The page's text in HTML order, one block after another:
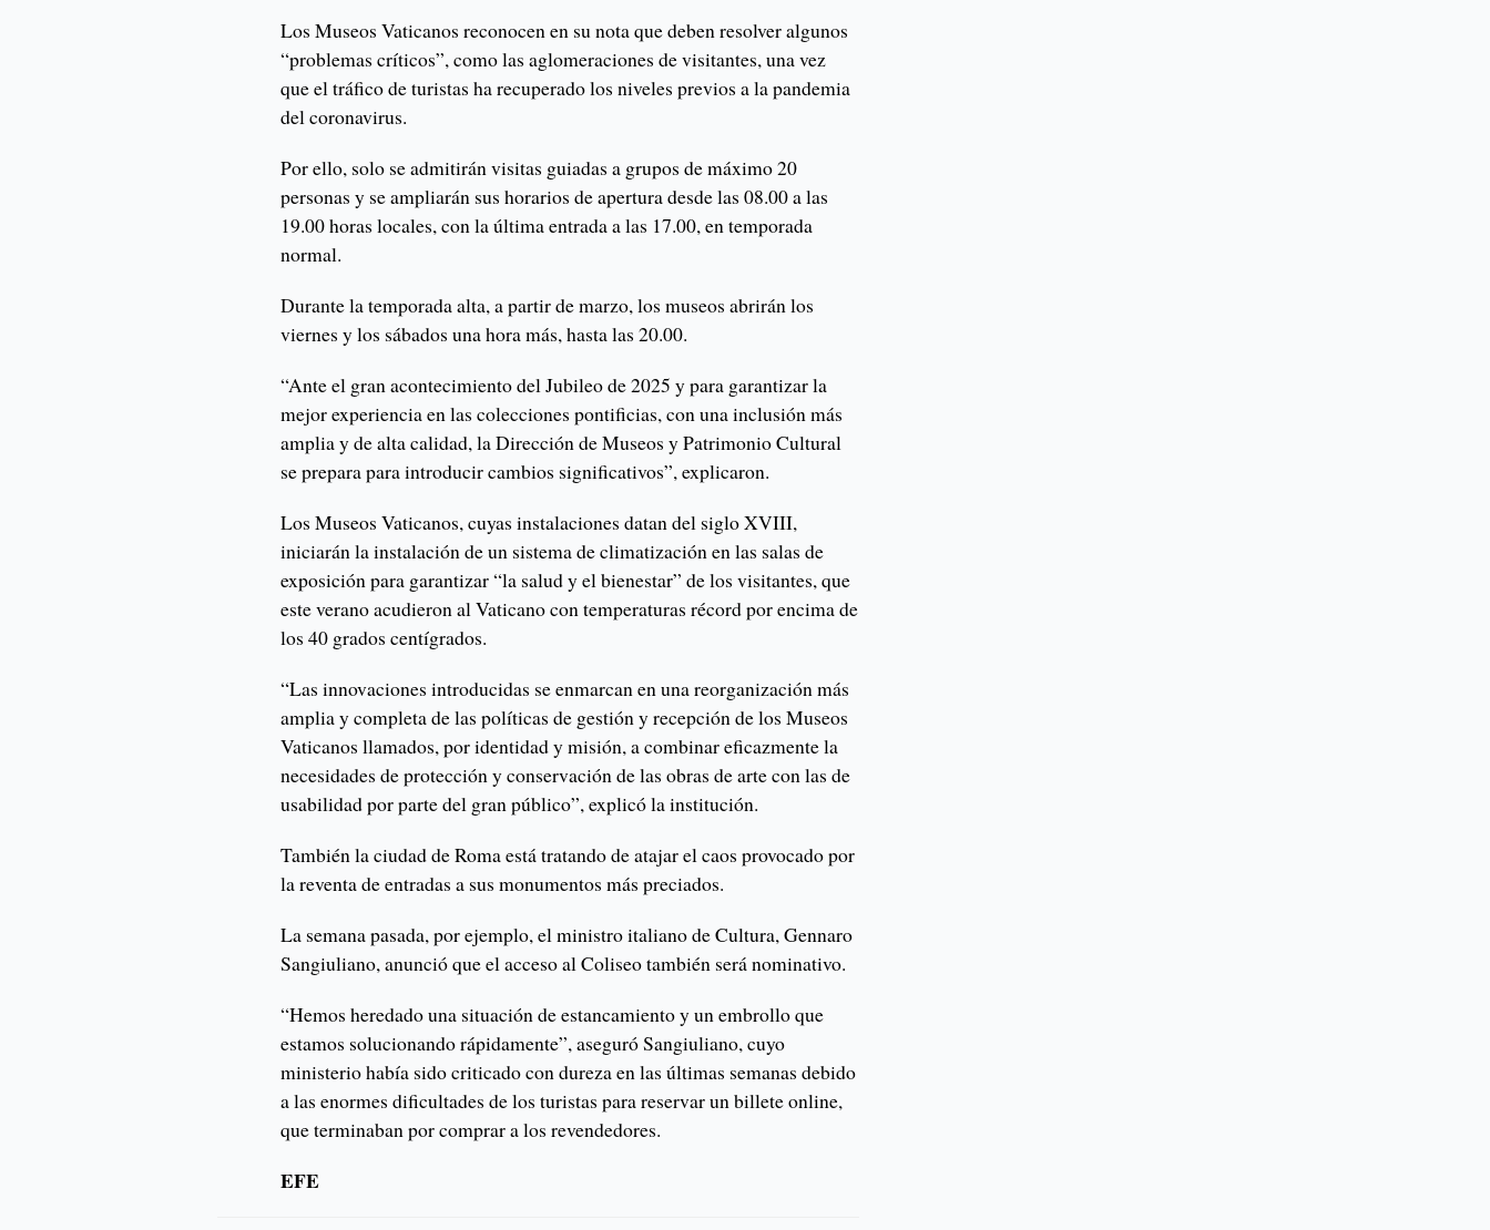
Los Museos Vaticanos reconocen en su nota que deben resolver algunos
“problemas críticos”, como las aglomeraciones de visitantes, una vez
que el tráfico de turistas ha recuperado los niveles previos a la pandemia
del coronavirus.
Por ello, solo se admitirán visitas guiadas a grupos de máximo 20
personas y se ampliarán sus horarios de apertura desde las 08.00 a las
19.00 horas locales, con la última entrada a las 17.00, en temporada
normal.
Durante la temporada alta, a partir de marzo, los museos abrirán los
viernes y los sábados una hora más, hasta las 20.00.
“Ante el gran acontecimiento del Jubileo de 2025 y para garantizar la
mejor experiencia en las colecciones pontificias, con una inclusión más
amplia y de alta calidad, la Dirección de Museos y Patrimonio Cultural
se prepara para introducir cambios significativos”, explicaron.
Los Museos Vaticanos, cuyas instalaciones datan del siglo XVIII,
iniciarán la instalación de un sistema de climatización en las salas de
exposición para garantizar “la salud y el bienestar” de los visitantes, que
este verano acudieron al Vaticano con temperaturas récord por encima de
los 40 grados centígrados.
“Las innovaciones introducidas se enmarcan en una reorganización más
amplia y completa de las políticas de gestión y recepción de los Museos
Vaticanos llamados, por identidad y misión, a combinar eficazmente la
necesidades de protección y conservación de las obras de arte con las de
usabilidad por parte del gran público”, explicó la institución.
También la ciudad de Roma está tratando de atajar el caos provocado por
la reventa de entradas a sus monumentos más preciados.
La semana pasada, por ejemplo, el ministro italiano de Cultura, Gennaro
Sangiuliano, anunció que el acceso al Coliseo también será nominativo.
“Hemos heredado una situación de estancamiento y un embrollo que
estamos solucionando rápidamente”, aseguró Sangiuliano, cuyo
ministerio había sido criticado con dureza en las últimas semanas debido
a las enormes dificultades de los turistas para reservar un billete online,
que terminaban por comprar a los revendedores.
EFE